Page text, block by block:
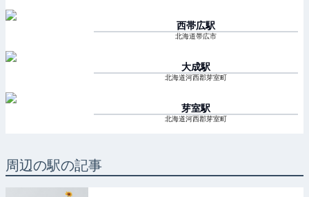
西帯広駅
北海道帯広市
大成駅
北海道河西郡芽室町
芽室駅
北海道河西郡芽室町
周辺の駅の記事